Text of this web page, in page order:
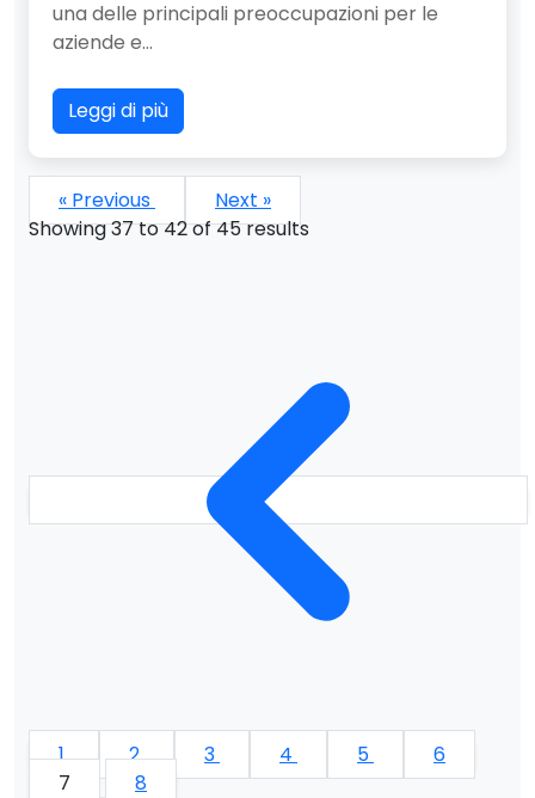
una delle principali preoccupazioni per le
aziende e...
Leggi di più
« Previous
Next »
Showing37to42of45results
1 2 3 4 5
6
7
8